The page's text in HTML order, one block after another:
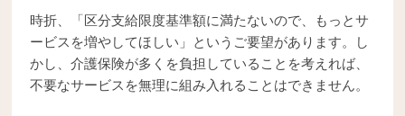
時折、「区分支給限度基準額に満たないので、もっとサ
ービスを増やしてほしい」というご要望があります。し
かし、介護保険が多くを負担していることを考えれば、
不要なサービスを無理に組み入れることはできません。